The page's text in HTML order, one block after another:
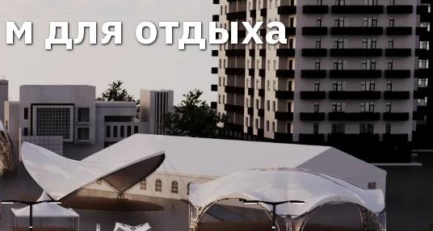
для отдыха